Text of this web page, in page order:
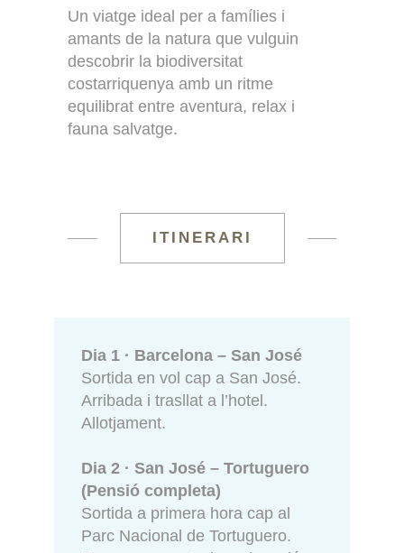
Un viatge ideal per a famílies i
amants de la natura que vulguin
descobrir la biodiversitat
costarriquenya amb un ritme
equilibrat entre aventura, relax i
fauna salvatge.
ITINERARI
Dia 1 · Barcelona – San José
Sortida en vol cap a San José.
Arribada i trasllat a l’hotel.
Allotjament.
Dia 2 · San José – Tortuguero
(Pensió completa)
Sortida a primera hora cap al
Parc Nacional de Tortuguero.